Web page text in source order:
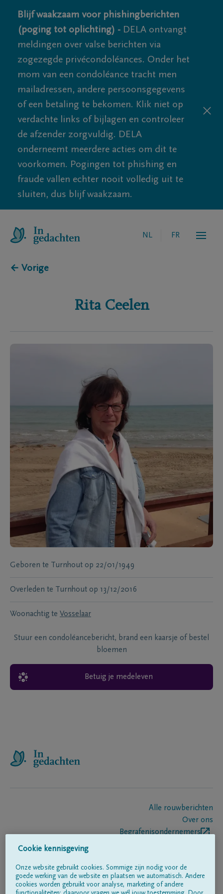
Blijf waakzaam voor phishingberichten
(poging tot oplichting) - DELA ontvangt
meldingen over valse berichten via
zogezegde privécondoléances. Onder het
mom van een condoléance tracht men
mailadressen, andere persoonsgegevens
of een betaling te bekomen. Klik niet op
verdachte links of bijlagen en controleer
de afzender zorgvuldig. DELA
onderneemt meerdere acties om dit te
voorkomen. Pogingen tot phishing en
fraude vallen echter nooit volledig uit te
sluiten, dus blijf waakzaam.
NL FR
← Vorige
Rita Ceelen
Geboren te Turnhout op 22/01/1949
Overleden te Turnhout op 13/12/2016
Woonachtig te Vosselaar
Stuur een condoléancebericht, brand een kaarsje of bestel
bloemen
Betuig je medeleven
Alle rouwberichten
Over ons
Begrafenisondernemers
Volg ons op
Cookie kennisgeving
Onze website gebruikt cookies. Sommige zijn nodig voor de
goede werking van de website en plaatsen we automatisch. Andere
cookies worden gebruikt voor analyse, marketing of andere